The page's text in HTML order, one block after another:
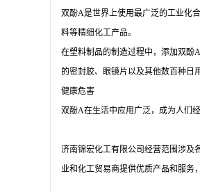
双酚A是世界上使用最广泛的工业化
料等精细化工产品。
在塑料制品的制造过程中，添加双酚
的密封胶、眼镜片以及其他数百种日
健康危害
双酚A在生活中应用广泛，成为人们
济南锦宏化工有限公司经营范围涉及
业和化工贸易商提供优质产品和服务